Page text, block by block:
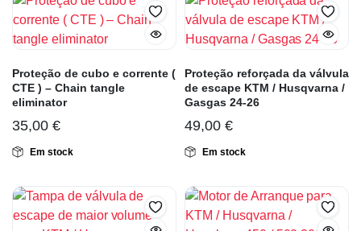
Proteção de cubo e corrente (
CTE ) – Chain tangle
eliminator
35,00 €
Em stock
Proteção reforçada da válvula
de escape KTM / Husqvarna /
Gasgas 24-26
49,00 €
Em stock